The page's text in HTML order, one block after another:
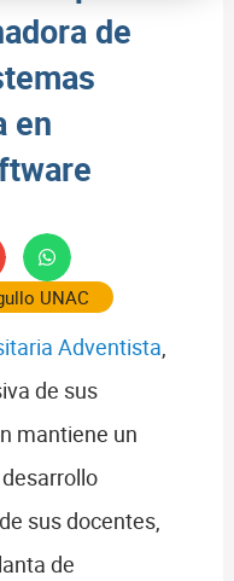
de
en
UNAC
Adventista,
de sus
mantiene un
sus docentes,
de